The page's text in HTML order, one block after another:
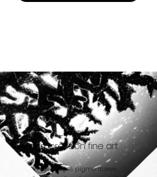
Impression fine art
Les tirages pigmentaires